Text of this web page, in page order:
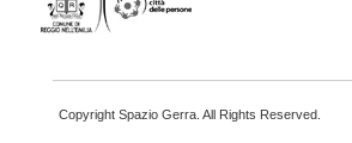
Copyright Spazio Gerra. All Rights Reserved.